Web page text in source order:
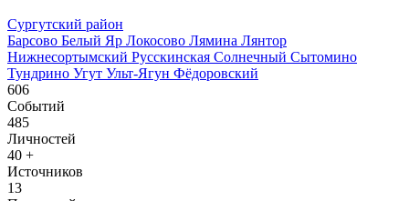
Сургутский район
Барсово Белый Яр Локосово Лямина Лянтор
Нижнесортымский Русскинская Солнечный Сытомино
Тундрино Угут Ульт-Ягун Фёдоровский
606
Событий
485
Личностей
40 +
Источников
13